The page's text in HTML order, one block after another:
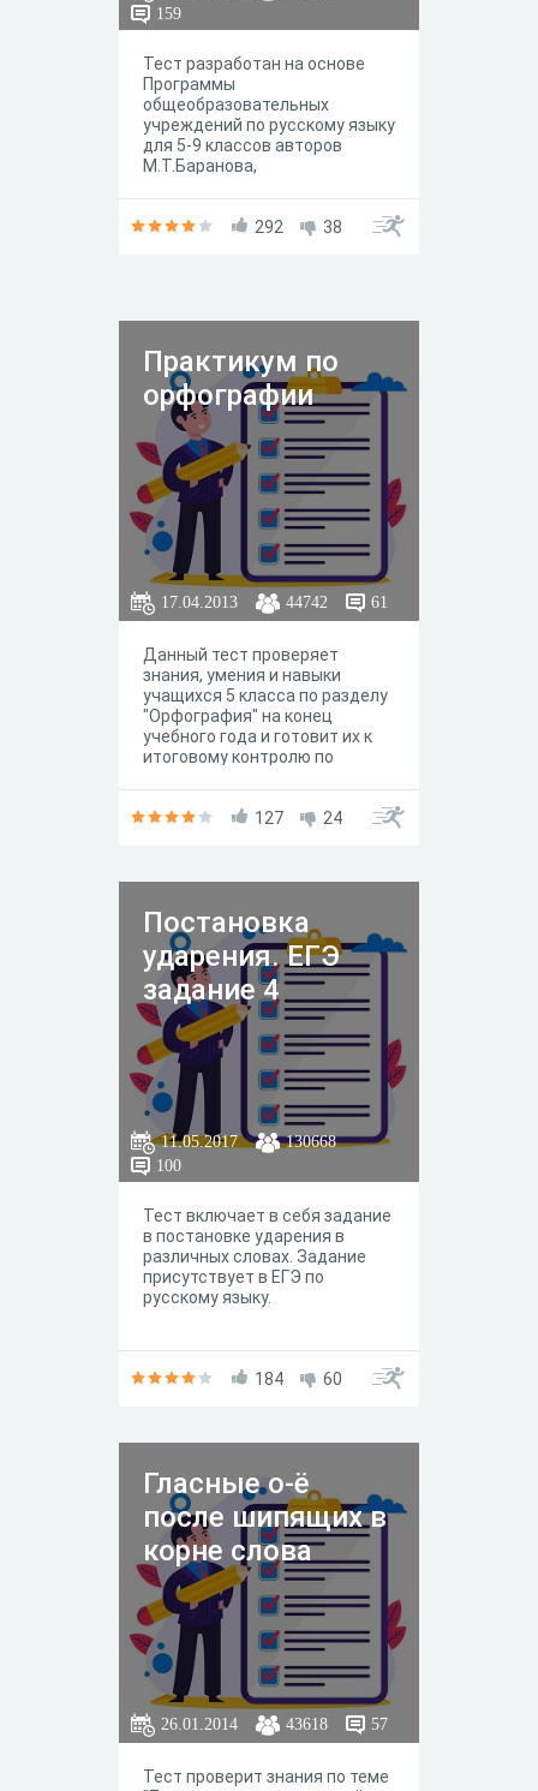
159
Тест разработан на основе
Программы
общеобразовательных
учреждений по русскому языку
для 5-9 классов авторов
М.Т.Баранова,
с федеральным компонентом
292 38
Практикум по
орфографии
17.04.2013 44742 61
Данный тест проверяет
знания, умения и навыки
учащихся 5 класса по разделу
"Орфография" на конец
учебного года и готовит их к
итоговому контролю по
127 24
Постановка
ударения. ЕГЭ
задание 4
11.05.2017
130668
100
Тест включает в себя задание
в постановке ударения в
различных словах. Задание
присутствует в ЕГЭ по
русскому языку.
184 60
Гласные о-ё
после шипящих в
корне слова
26.01.2014 43618 57
Тест проверит знания по теме